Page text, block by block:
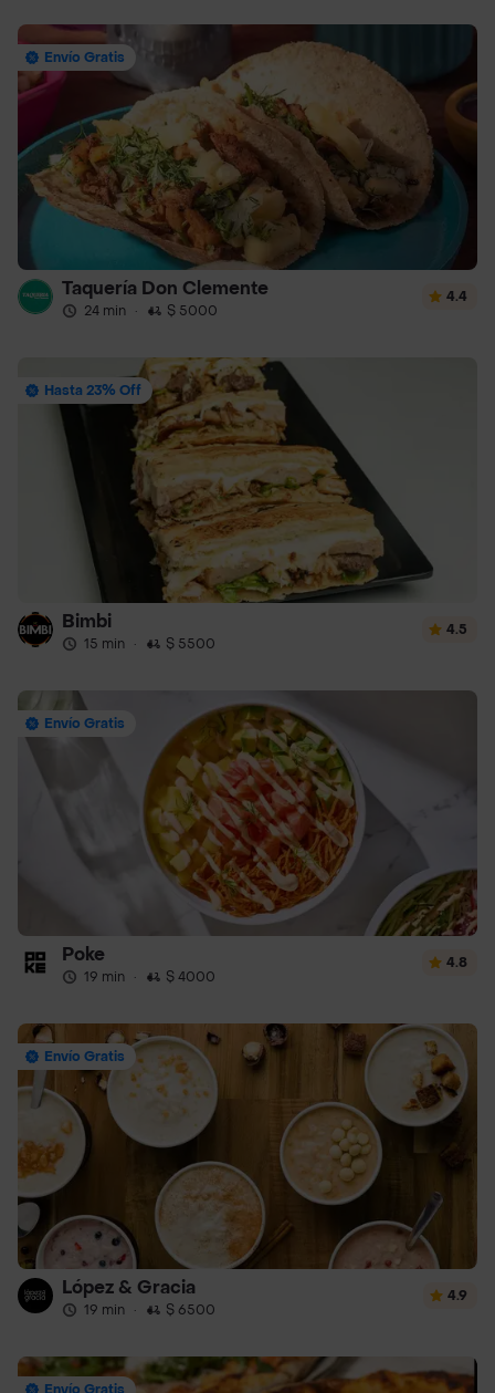
Envío Gratis
Taquería Don Clemente
24 min · $ 5000
4.4
Hasta 23% Off
Bimbi
15 min · $ 5500
4.5
Envío Gratis
Poke
19 min · $ 4000
4.8
Envío Gratis
López & Gracia
19 min · $ 6500
4.9